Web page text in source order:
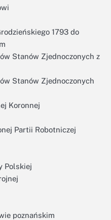
1793 do
Stanów Zjednoczonych z
Stanów Zjednoczonych
Koronnej
Partii Robotniczej
Polskiej
poznańskim